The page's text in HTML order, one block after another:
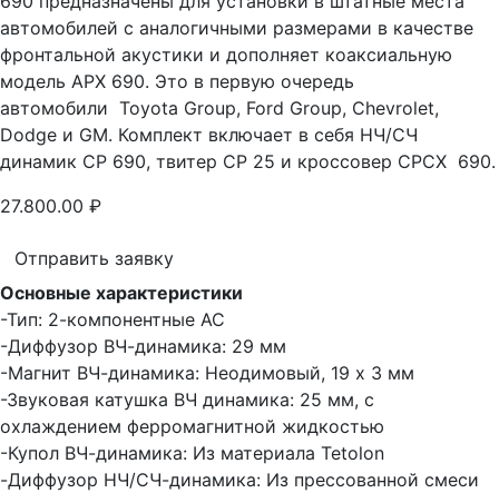
автомобилей с аналогичными размерами в качестве
фронтальной акустики и дополняет коаксиальную
модель АРХ 690. Это в первую очередь
автомобили Toyota Group, Ford Group, Chevrolet,
Dodge и GM. Комплект включает в себя НЧ/СЧ
динамик CP 690, твитер CP 25 и кроссовер СРСХ 690.
27.800.00 ₽
Отправить заявку
Основные характеристики
-Тип: 2-компонентные АС
-Диффузор ВЧ-динамика: 29 мм
-Магнит ВЧ-динамика: Неодимовый, 19 х 3 мм
-Звуковая катушка ВЧ динамика: 25 мм, с
охлаждением ферромагнитной жидкостью
-Купол ВЧ-динамика: Из материала Tetolon
-Диффузор НЧ/СЧ-динамика: Из прессованной смеси